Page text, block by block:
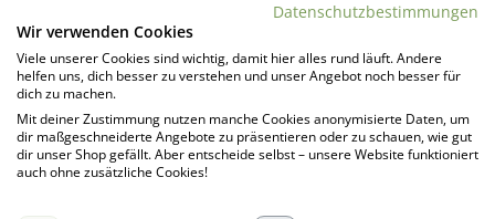
Datenschutzbestimmungen
Wir verwenden Cookies
Viele unserer Cookies sind wichtig, damit hier alles rund läuft. Andere
helfen uns, dich besser zu verstehen und unser Angebot noch besser für
dich zu machen.
Mit deiner Zustimmung nutzen manche Cookies anonymisierte Daten, um
dir maßgeschneiderte Angebote zu präsentieren oder zu schauen, wie gut
dir unser Shop gefällt. Aber entscheide selbst – unsere Website funktioniert
auch ohne zusätzliche Cookies!